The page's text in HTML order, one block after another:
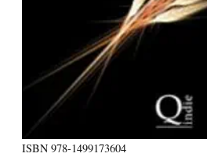
ISBN 978-1499173604